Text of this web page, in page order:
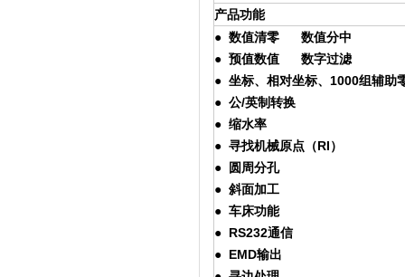
产品功能
● 数值清零 数值分中
● 预值数值 数字过滤
● 坐标、相对坐标、1000组辅助
● 公/英制转换
● 缩水率
● 寻找机械原点（RI）
● 圆周分孔
● 斜面加工
● 车床功能
● RS232通信
● EMD输出